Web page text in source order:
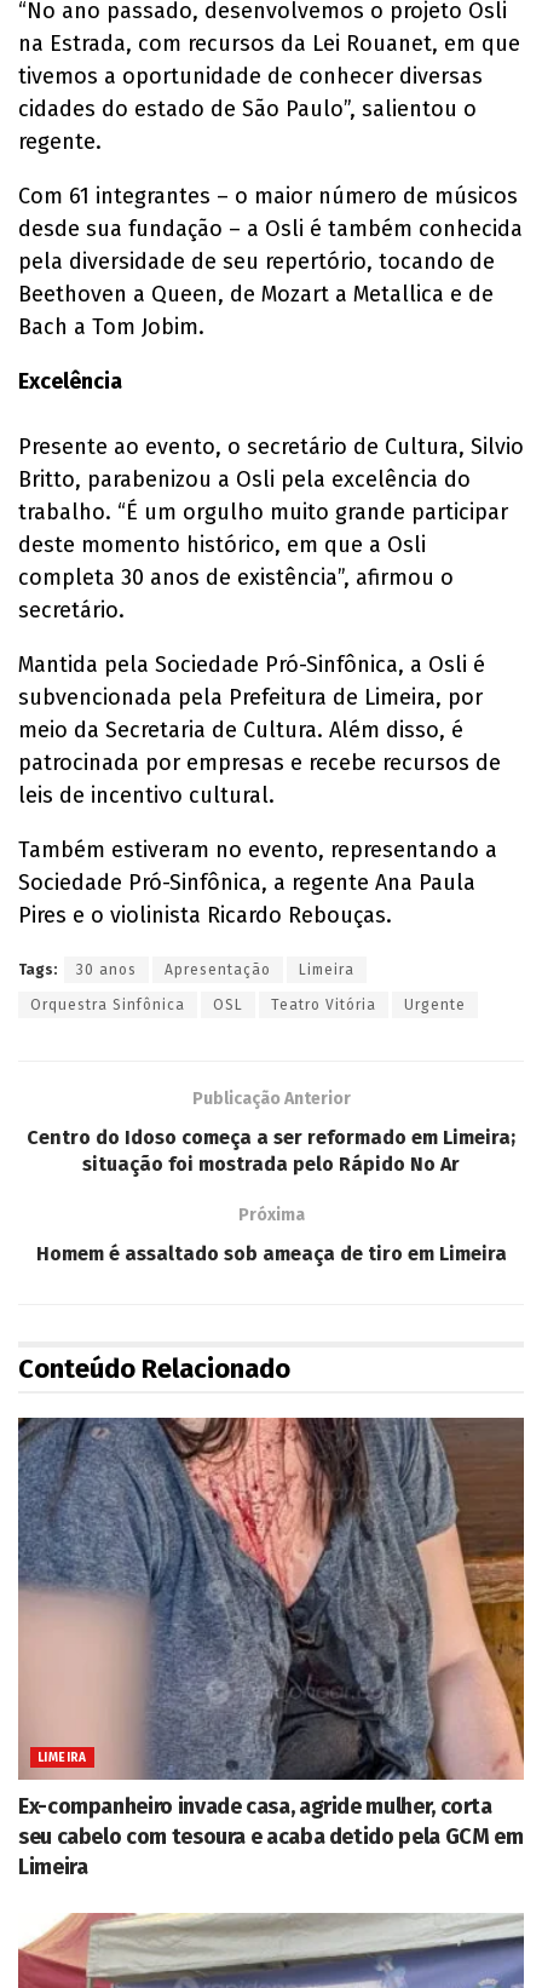
“No ano passado, desenvolvemos o projeto Osli
na Estrada, com recursos da Lei Rouanet, em que
tivemos a oportunidade de conhecer diversas
cidades do estado de São Paulo”, salientou o
regente.
Com 61 integrantes – o maior número de músicos
desde sua fundação – a Osli é também conhecida
pela diversidade de seu repertório, tocando de
Beethoven a Queen, de Mozart a Metallica e de
Bach a Tom Jobim.
Excelência
Presente ao evento, o secretário de Cultura, Silvio
Britto, parabenizou a Osli pela excelência do
trabalho. “É um orgulho muito grande participar
deste momento histórico, em que a Osli
completa 30 anos de existência”, afirmou o
secretário.
Mantida pela Sociedade Pró-Sinfônica, a Osli é
subvencionada pela Prefeitura de Limeira, por
meio da Secretaria de Cultura. Além disso, é
patrocinada por empresas e recebe recursos de
leis de incentivo cultural.
Também estiveram no evento, representando a
Sociedade Pró-Sinfônica, a regente Ana Paula
Pires e o violinista Ricardo Rebouças.
Tags: 30 anos Apresentação Limeira
Orquestra Sinfônica OSL Teatro Vitória Urgente
Publicação Anterior
Centro do Idoso começa a ser reformado em Limeira;
situação foi mostrada pelo Rápido No Ar
Próxima
Homem é assaltado sob ameaça de tiro em Limeira
Conteúdo Relacionado
LIMEIRA
Ex-companheiro invade casa, agride mulher, corta
seu cabelo com tesoura e acaba detido pela GCM em
Limeira